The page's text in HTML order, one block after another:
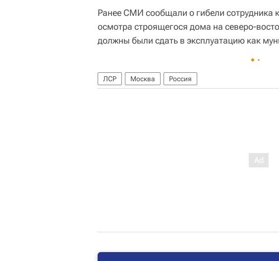
Ранее СМИ сообщали о гибели сотрудника
осмотра строящегося дома на северо-
должны были сдать в эксплуатацию как
ЛСР Москва Россия